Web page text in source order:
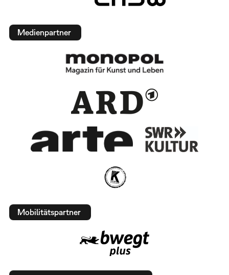
Medienpartner
Mobilitätspartner